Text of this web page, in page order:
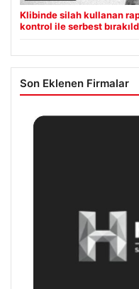
Klibinde silah kullanan
kontrol ile serbest
Son Eklenen Firmalar